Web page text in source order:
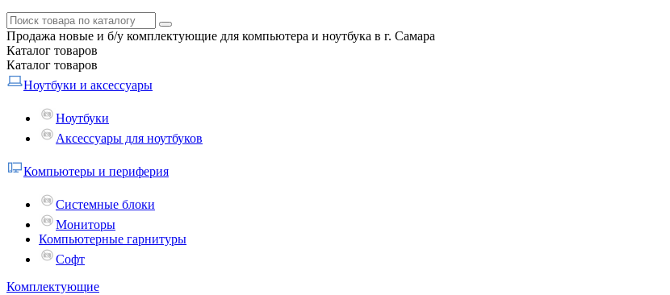
Продажа новые и б/у комплектующие для компьютера и ноутбука в г. Самара
Каталог товаров
Каталог товаров
Ноутбуки и аксессуары
Ноутбуки
Аксессуары для ноутбуков
Компьютеры и периферия
Системные блоки
Мониторы
Компьютерные гарнитуры
Софт
Комплектующие